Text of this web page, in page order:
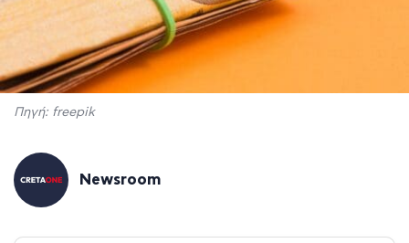
Πηγή: freepik
Newsroom